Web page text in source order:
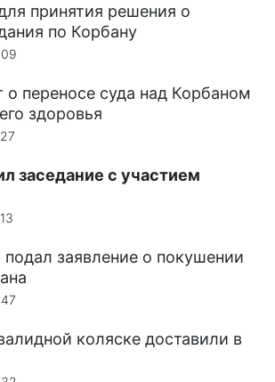
принятия решения о
по Корбану
о переносе суда над Корбаном
здоровья
заседание с участием
заявление о покушении
коляске доставили в